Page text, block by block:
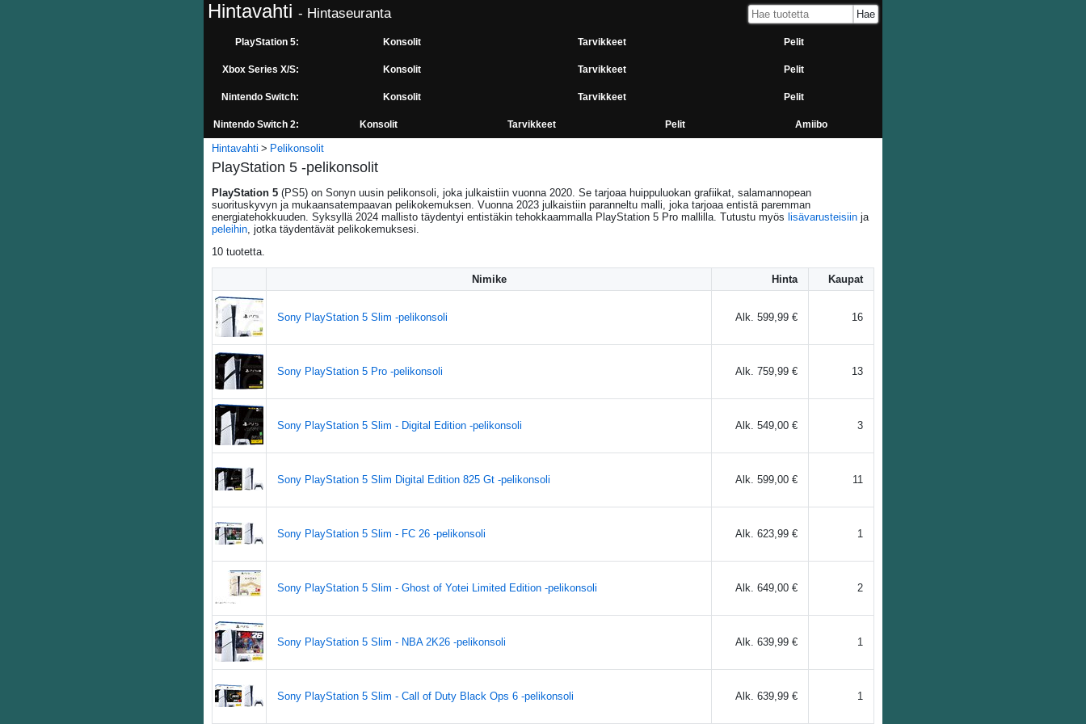
Hintavahti - Hintaseuranta
PlayStation 5: Konsolit Tarvikkeet Pelit
Xbox Series X/S: Konsolit Tarvikkeet Pelit
Nintendo Switch: Konsolit Tarvikkeet Pelit
Nintendo Switch 2: Konsolit Tarvikkeet Pelit Amiibo
Hintavahti Pelikonsolit
PlayStation 5 -pelikonsolit
PlayStation 5 (PS5) on Sonyn uusin pelikonsoli, joka julkaistiin vuonna 2020. Se tarjoaa huippuluokan grafiikat, salamannopean
suorituskyvyn ja mukaansatempaavan pelikokemuksen. Vuonna 2023 julkaistiin paranneltu malli, joka tarjoaa entistä paremman
energiatehokkuuden. Syksyllä 2024 mallisto täydentyi entistäkin tehokkaammalla PlayStation 5 Pro mallilla. Tutustu myös lisävarusteisiin ja
peleihin , jotka täydentävät pelikokemuksesi.
10 tuotetta.
Nimike Hinta Kaupat
Sony PlayStation 5 Slim -pelikonsoli Alk. 599,99 € 16
Sony PlayStation 5 Pro -pelikonsoli Alk. 759,99 € 13
Sony PlayStation 5 Slim - Digital Edition -pelikonsoli Alk. 549,00 € 3
Sony PlayStation 5 Slim Digital Edition 825 Gt -pelikonsoli Alk. 599,00 € 11
Sony PlayStation 5 Slim - FC 26 -pelikonsoli Alk. 623,99 € 1
Sony PlayStation 5 Slim - Ghost of Yotei Limited Edition -pelikonsoli Alk. 649,00 € 2
Sony PlayStation 5 Slim - NBA 2K26 -pelikonsoli Alk. 639,99 € 1
Sony PlayStation 5 Slim - Call of Duty Black Ops 6 -pelikonsoli Alk. 639,99 € 1